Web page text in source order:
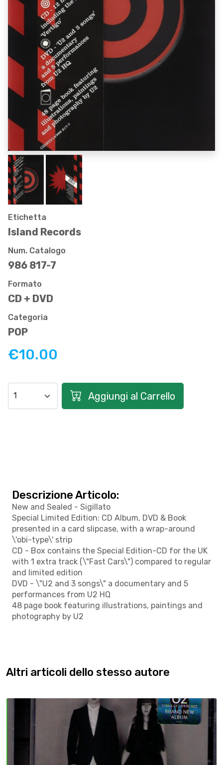
Etichetta
Island Records
Num. Catalogo
986 817-7
Formato
CD + DVD
Categoria
POP
€10.00
Aggiungi al Carrello
Descrizione Articolo:
New and Sealed - Sigillato
Special Limited Edition: CD Album, DVD & Book
presented in a card slipcase, with a wrap-around
\'obi-type\' strip
CD - Box contains the Special Edition-CD for the UK
with 1 extra track (\"Fast Cars\") compared to regular
and limited edition
DVD - \"U2 and 3 songs\" a documentary and 5
performances from U2 HQ
48 page book featuring illustrations, paintings and
photography by U2
Altri articoli dello stesso autore